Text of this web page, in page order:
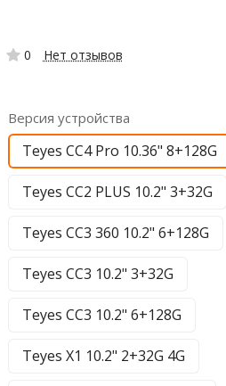
0 Нет отзывов
Версия устройства
Teyes CC4 Pro 10.36" 8+128G
Teyes CC2 PLUS 10.2" 3+32G
Teyes CC3 360 10.2" 6+128G
Teyes CC3 10.2" 3+32G
Teyes CC3 10.2" 6+128G
Teyes X1 10.2" 2+32G 4G